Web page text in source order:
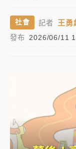
父親節泡湯了
雨熱區曝
暑假過三周才
中信慈善基金
駁 理由曝光
故宮《龍藏經
社會 記者 王勇
發布 2026/06/11